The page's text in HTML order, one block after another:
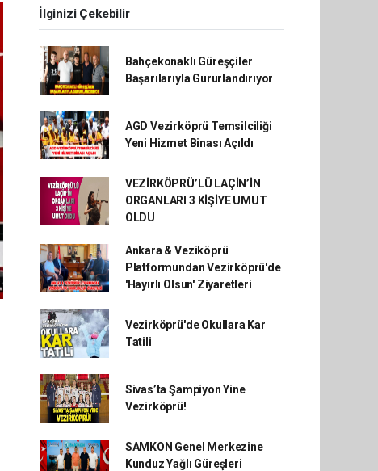
İlginizi Çekebilir
Bahçekonaklı Güreşçiler
Başarılarıyla Gururlandırıyor
AGD Vezirköprü Temsilciliği
Yeni Hizmet Binası Açıldı
VEZİRKÖPRÜ’LÜ LAÇİN’İN
ORGANLARI 3 KİŞİYE UMUT
OLDU
Ankara & Veziköprü
Platformundan Vezirköprü'de
'Hayırlı Olsun' Ziyaretleri
Vezirköprü'de Okullara Kar
Tatili
Sivas’ta Şampiyon Yine
Vezirköprü!
SAMKON Genel Merkezine
Kunduz Yağlı Güreşleri